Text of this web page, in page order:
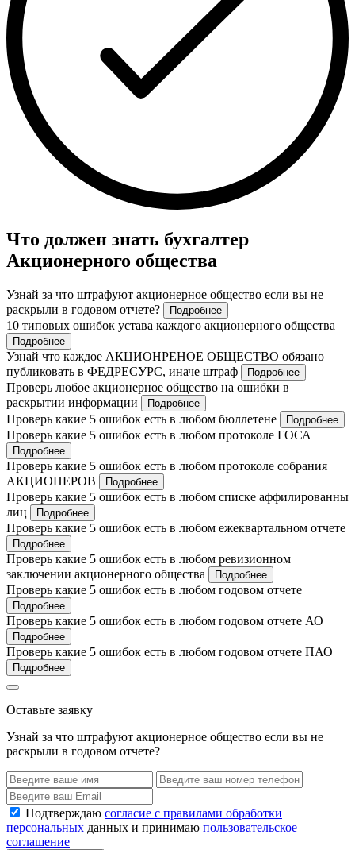
Что должен знать бухгалтер
Акционерного общества
Узнай за что штрафуют акционерное общество если вы не
раскрыли в годовом отчете?
Подробнее
10 типовых ошибок устава каждого акционерного общества
Подробнее
Узнай что каждое АКЦИОНРЕНОЕ ОБЩЕСТВО обязано
публиковать в ФЕДРЕСУРС, иначе штраф
Подробнее
Проверь любое акционерное общество на ошибки в
раскрытии информации
Подробнее
Проверь какие 5 ошибок есть в любом бюллетене Подробнее
Проверь какие 5 ошибок есть в любом протоколе ГОСА
Подробнее
Проверь какие 5 ошибок есть в любом протоколе собрания
АКЦИОНЕРОВ
Подробнее
Проверь какие 5 ошибок есть в любом списке аффилированны
лиц
Подробнее
Проверь какие 5 ошибок есть в любом ежеквартальном отчете
Подробнее
Проверь какие 5 ошибок есть в любом ревизионном
заключении акционерного общества
Подробнее
Проверь какие 5 ошибок есть в любом годовом отчете
Подробнее
Проверь какие 5 ошибок есть в любом годовом отчете АО
Подробнее
Проверь какие 5 ошибок есть в любом годовом отчете ПАО
Подробнее
Оставьте заявку
Узнай за что штрафуют акционерное общество если вы не
раскрыли в годовом отчете?
Подтверждаю согласие с правилами обработки
персональных данных и принимаю пользовательское
соглашение